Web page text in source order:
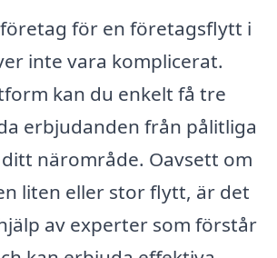
för en företagsflytt i
inte vara komplicerat.
kan du enkelt få tre
erbjudanden från pålitliga
närområde. Oavsett om
liten eller stor flytt, är det
av experter som förstår